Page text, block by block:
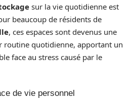
sur la vie quotidienne est
beaucoup de résidents de
, ces espaces sont devenus une
routine quotidienne, apportant un
face au stress causé par le
de vie personnel